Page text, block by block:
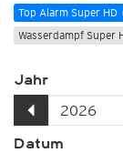
Top Alarm Super
Wasserdampf
Jahr
Datum